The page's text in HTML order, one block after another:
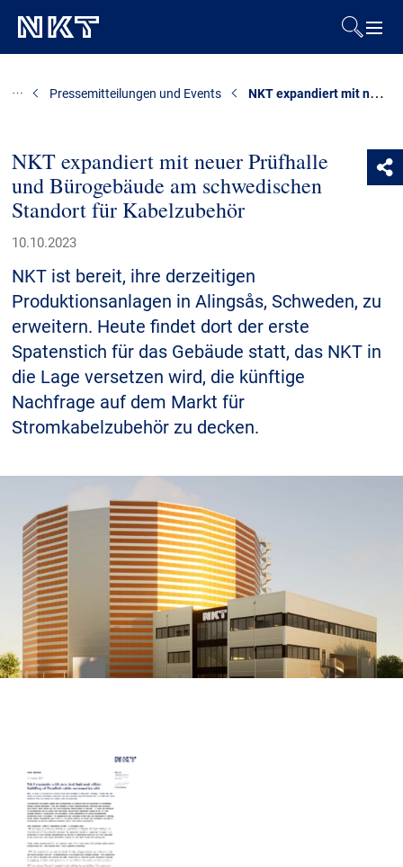
Downloads
Presse & Events
Über uns
Nachhaltigkeit
Kontakt
NKT Webseiten
NKT expandiert mit neuer Prüfhalle
und Bürogebäude am schwedischen
Standort für Kabelzubehör
10.10.2023
NKT ist bereit, ihre derzeitigen
Produktionsanlagen in Alingsås, Schweden, zu
erweitern. Heute findet dort der erste
Spatenstich für das Gebäude statt, das NKT in
die Lage versetzen wird, die künftige
Nachfrage auf dem Markt für
Stromkabelzubehör zu decken.
Pressemitteilungen und Events NKT expandiert mit neuer Prüfhalle und Bürogebäude am schwedischen Standort für Kabelzubehör